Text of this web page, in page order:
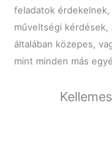
feladatok
műveltségi
általában közepes,
mint minden más